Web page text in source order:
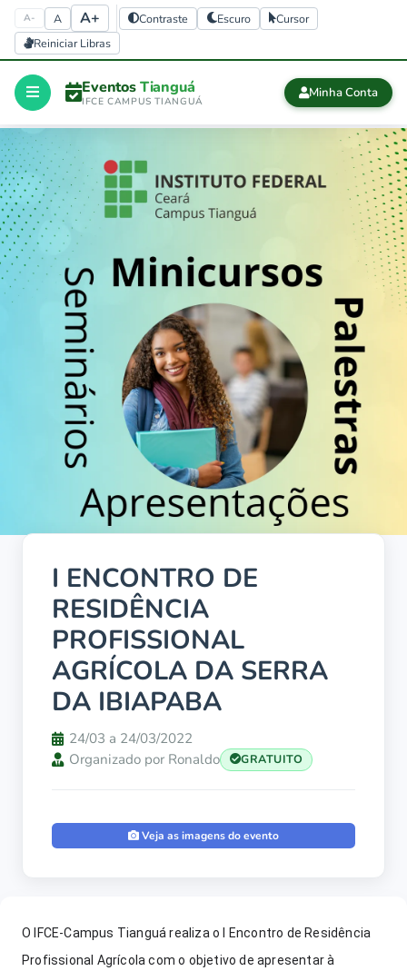
A- A A+ Contraste Escuro
Cursor
Reiniciar Libras
Início
CERTIFICADOS
Certificados
finalizados
EventosTianguá
IFCE CAMPUS TIANGUÁ
Minha Conta
I ENCONTRO DE
RESIDÊNCIA
PROFISSIONAL
AGRÍCOLA DA SERRA
DA IBIAPABA
24/03 a 24/03/2022
Organizado por Ronaldo
GRATUITO
Veja as imagens do evento
O IFCE-Campus Tianguá realiza o I Encontro de Residência
Profissional Agrícola com o objetivo de apresentar à